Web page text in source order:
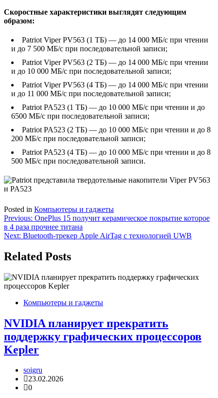
Скоростные характеристики выглядят следующим
образом:
Patriot Viper PV563 (1 ТБ) — до 14 000 МБ/с при чтении
и до 7 500 МБ/с при последовательной записи;
Patriot Viper PV563 (2 ТБ) — до 14 000 МБ/с при чтении
и до 10 000 МБ/с при последовательной записи;
Patriot Viper PV563 (4 ТБ) — до 14 000 МБ/с при чтении
и до 11 000 МБ/с при последовательной записи;
Patriot PA523 (1 ТБ) — до 10 000 МБ/с при чтении и до
6500 МБ/с при последовательной записи;
Patriot PA523 (2 ТБ) — до 10 000 МБ/с при чтении и до 8
200 МБ/с при последовательной записи;
Patriot PA523 (4 ТБ) — до 10 000 МБ/с при чтении и до 8
500 МБ/с при последовательной записи.
Posted in Компьютеры и гаджеты
Навигация
по
Previous: OnePlus 15 получит керамическое покрытие которое
в 4 раза прочнее титана
Next: Bluetooth-трекер Apple AirTag с технологией UWB
Related Posts
Компьютеры и гаджеты
NVIDIA планирует прекратить
поддержку графических процессоров
Kepler
soigru
23.02.2026
0